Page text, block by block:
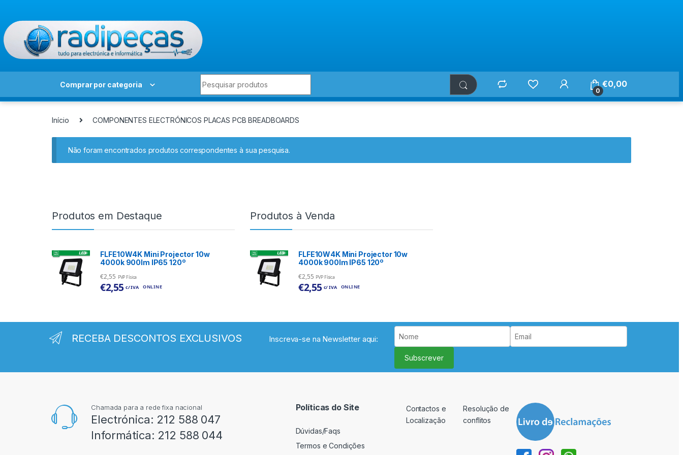
Comprar por categoria
0
€0,00
Início COMPONENTES ELECTRÓNICOS PLACAS PCB BREADBOARDS
Não foram encontrados produtos correspondentes à sua pesquisa.
Produtos em Destaque
FLFE10W4K Mini Projector 10w
4000k 900lm IP65 120º
€2,55 PVP Física
€2,55 c/ IVA ONLINE
Produtos à Venda
FLFE10W4K Mini Projector 10w
4000k 900lm IP65 120º
€2,55 PVP Física
€2,55 c/ IVA ONLINE
RECEBA DESCONTOS EXCLUSIVOS Inscreva-se na Newsletter aqui:
Subscrever
Chamada para a rede fixa nacional
Electrónica: 212 588 047
Informática: 212 588 044
Políticas do Site
Dúvidas/Faqs
Termos e Condições
Contactos e
Localização
Resolução de
conflitos